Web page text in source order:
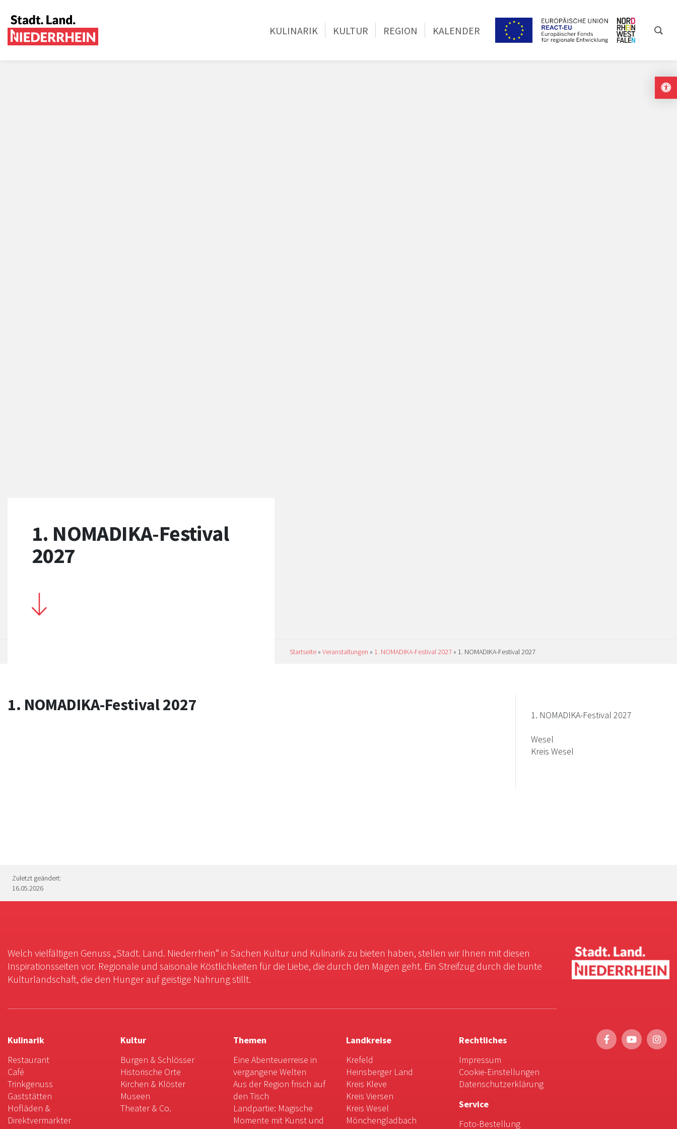
KULINARIK KULTUR REGION KALENDER
1. NOMADIKA-Festival
2027
Startseite » Veranstaltungen » 1. NOMADIKA-Festival 2027 » 1. NOMADIKA-Festival 2027
1. NOMADIKA-Festival 2027
1. NOMADIKA-Festival 2027
Wesel
Kreis Wesel
Zuletzt geändert:
16.05.2026
Welch vielfältigen Genuss „Stadt. Land. Niederrhein“ in Sachen Kultur und Kulinarik zu bieten haben, stellen wir Ihnen mit diesen
Inspirationsseiten vor. Regionale und saisonale Köstlichkeiten für die Liebe, die durch den Magen geht. Ein Streifzug durch die bunte
Kulturlandschaft, die den Hunger auf geistige Nahrung stillt.
Kulinarik
Restaurant
Café
Trinkgenuss
Gaststätten
Hofläden &
Direktvermarkter
Kultur
Burgen & Schlösser
Historische Orte
Kirchen & Klöster
Museen
Theater & Co.
Themen
Eine Abenteuerreise in
vergangene Welten
Aus der Region frisch auf
den Tisch
Landpartie: Magische
Momente mit Kunst und
Landkreise
Krefeld
Heinsberger Land
Kreis Kleve
Kreis Viersen
Kreis Wesel
Mönchengladbach
Rechtliches
Impressum
Cookie-Einstellungen
Datenschutzerklärung
Service
Foto-Bestellung